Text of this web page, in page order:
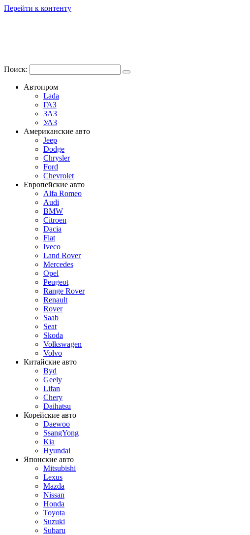
Перейти к контенту
Поиск:
Автопром
Lada
ГАЗ
ЗАЗ
УАЗ
Американские авто
Jeep
Dodge
Chrysler
Ford
Chevrolet
Европейские авто
Alfa Romeo
Audi
BMW
Citroen
Dacia
Fiat
Iveco
Land Rover
Mercedes
Opel
Peugeot
Range Rover
Renault
Rover
Saab
Seat
Skoda
Volkswagen
Volvo
Китайские авто
Byd
Geely
Lifan
Chery
Daihatsu
Корейские авто
Daewoo
SsangYong
Kia
Hyundai
Японские авто
Mitsubishi
Lexus
Mazda
Nissan
Honda
Toyota
Suzuki
Subaru